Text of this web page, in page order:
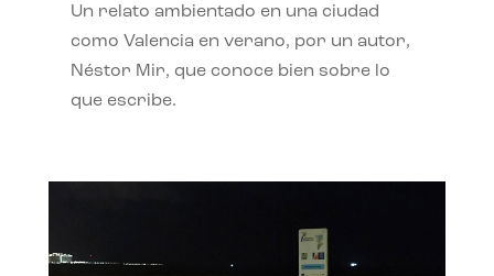
Un relato ambientado en una ciudad
como Valencia en verano, por un autor,
Néstor Mir, que conoce bien sobre lo
que escribe.